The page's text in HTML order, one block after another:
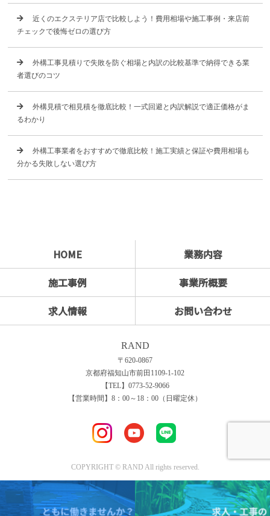
近くのエクステリア店で比較しよう！費用相場や施工事例・来店前
チェックで後悔ゼロの選び方
外構工事見積りで失敗を防ぐ相場と内訳の比較基準で納得できる業
者選びのコツ
外構見積で相見積を徹底比較！一式回避と内訳解説で適正価格がま
るわかり
外構工事業者をおすすめで徹底比較！施工実績と保証や費用相場も
分かる失敗しない選び方
HOME
業務内容
施工事例
事業所概要
求人情報
お問い合わせ
RAND
〒620-0867
京都府福知山市前田1109-1-102
【TEL】0773-52-9066
【営業時間】8：00～18：00（日曜定休）
COPYRIGHT © RAND All rights reserved.